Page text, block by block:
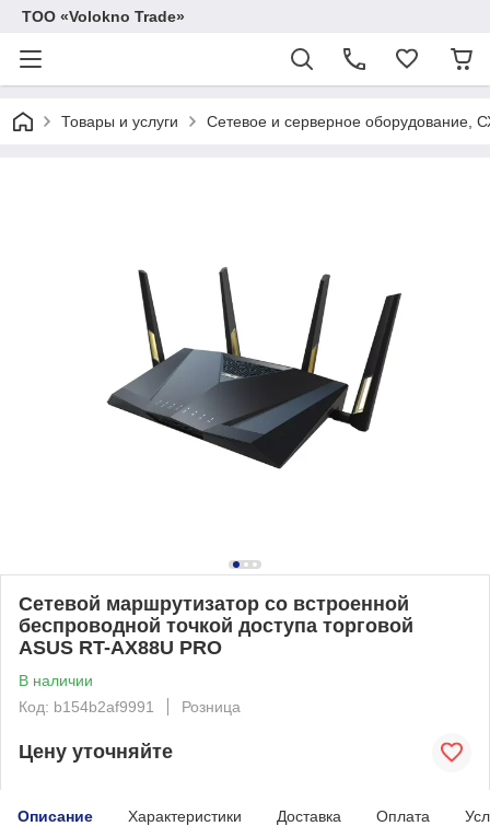
ТОО «Volokno Trade»
Товары и услуги Сетевое и серверное оборудование,
Сетевой маршрутизатор со встроенной
беспроводной точкой доступа торговой
ASUS RT-AX88U PRO
В наличии
Код: b154b2af9991
Розница
Цену уточняйте
Описание Характеристики Доставка Оплата